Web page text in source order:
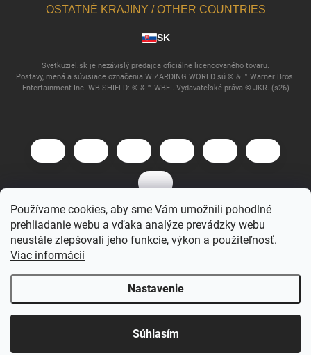
Používame cookies, aby sme Vám umožnili pohodlné
prehliadanie webu a vďaka analýze prevádzky webu
neustále zlepšovali jeho funkcie, výkon a použiteľnosť.
Viac informácií
Nastavenie
Súhlasím
OSTATNÉ KRAJINY / OTHER COUNTRIES
SK
Svetkuziel.sk je nezávislý predajca oficiálne licencovaného tovaru.
Postavy, mená a súvisiace označenia WIZARDING WORLD sú © & ™ Warner Bros.
Entertainment Inc. WB SHIELD: © & ™ WBEI. Vydavateľské práva © JKR. (s26)
Copyright 2026 Svet Kúziel . Všetky práva vyhradené.